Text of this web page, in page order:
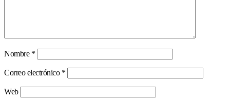
Nombre *
Correo electrónico *
Web